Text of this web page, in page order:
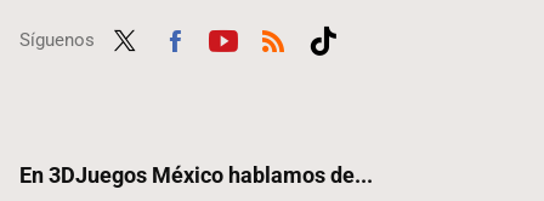
Síguenos
En 3DJuegos México hablamos de...